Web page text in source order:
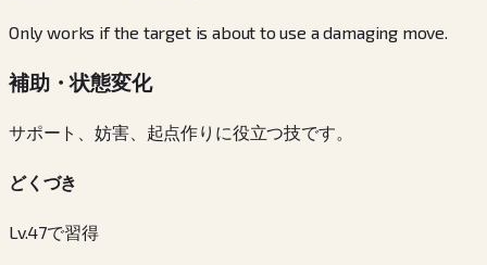
Only works if the target is about to use a damaging move.
補助・状態変化
サポート、妨害、起点作りに役立つ技です。
どくづき
Lv.47で習得